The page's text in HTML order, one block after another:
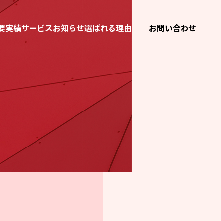
実績サービスお知らせ選ばれる理由 お問い合わせ